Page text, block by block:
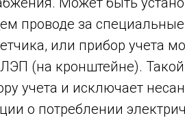
проводе за
или прибор учета
(на кронштейне).
учета и исключает
о потреблении